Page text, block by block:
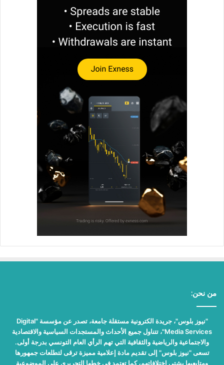
من نحن:
"نيوز بلوس"، جريدة الكترونية مستقلة جامعة، تصدر عن مؤسسة "Digital
Media Services"، تتناول جميع الأحداث والمستجدات السياسية والاقتصادية
والاجتماعية والرياضية والثقافية التي تهم الرأي العام التونسي بدرجة أولى.
تسعى "نيوز بلوس" إلى تقديم مادة إعلامية مميزة ترقى لتطلعات جمهورها
ومتابعيها بشتى اختلافاتهم، كما تعتمد في خطها التحريري على الموضوعية